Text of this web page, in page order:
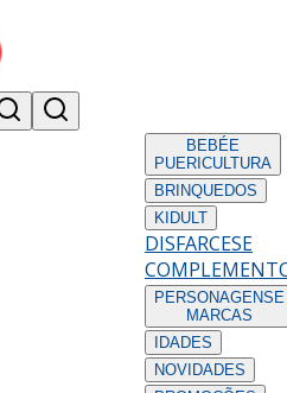
BEBÉE
PUERICULTURA
BRINQUEDOS
KIDULT
DISFARCESE
PERSONAGENS E
MARCAS
IDADES
NOVIDADES